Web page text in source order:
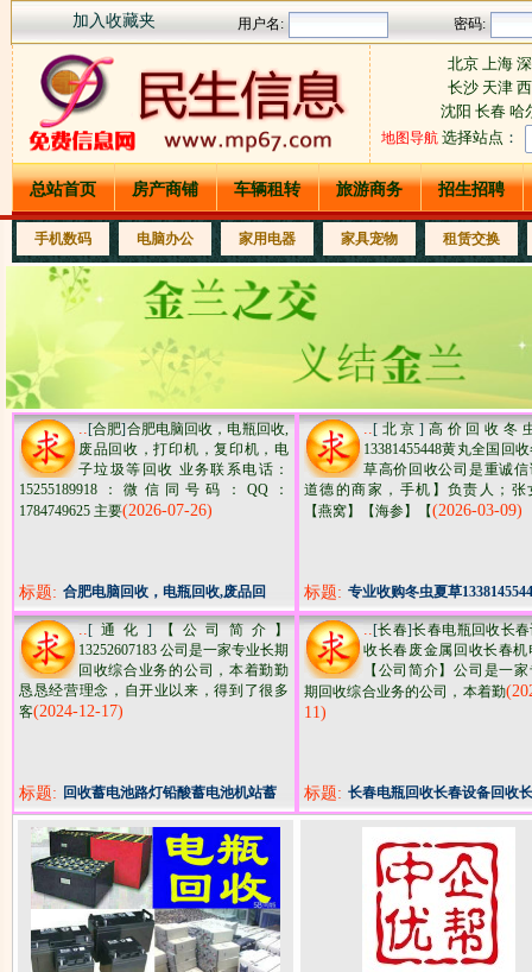
加入收藏夹
北京 上海
长沙 天津
沈阳 长春 哈
地图导航 选择站点 ：
总站首页 房产商铺 车辆租转 旅游商务 招生招聘
手机数码 电脑办公 家用电器 家具宠物 租赁交换
..[合肥]合肥电脑回收，电瓶回收,
废品回收，打印机，复印机，电
子垃圾等回收 业务联系电话：
15255189918：微信同号码：QQ：
1784749625 主要(2026-07-26)
标题: 合肥电脑回收，电瓶回收,废品回
收，打印机，复印机，电子垃圾等
回收
..[ 北京] 高价回收冬
13381455448黄丸全国回
草高价回收公司是重诚信
道德的商家，手机】负责人；张
【燕窝】【海参】【(2026-03-09)
标题: 专业收购冬虫夏草
礼品鱼胶燕窝海参
..[ 通化 ] 【公司简介】
13252607183 公司是一家专业长期
回收综合业务的公​‌‌司，本着勤勤
恳恳经营理念，自开业以来，得到了很多
客(2024-12-17)
标题: 回收蓄电池路灯铅酸蓄电池机站蓄
电池
..[长春]长春电瓶回收长
收长春废金属回收长春机
【公司简介】公司是一
期回收综合业务的公司，本着勤
11)
标题: 长春电瓶回收长春设备回收
金属回收长春机电回收​‌‌